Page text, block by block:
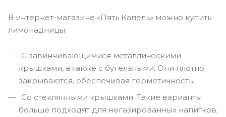
В интернет-магазине «Пять Капель» можно купить
лимонадницы:
С завинчивающимися металлическими
крышками, а также с бугельными. Они плотно
закрываются, обеспечивая герметичность.
Со стеклянными крышками. Такие варианты
больше подходят для негазированных напитков,